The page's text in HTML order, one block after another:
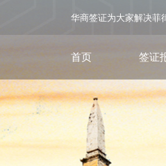
华商签证为大家解决菲
首页 签证